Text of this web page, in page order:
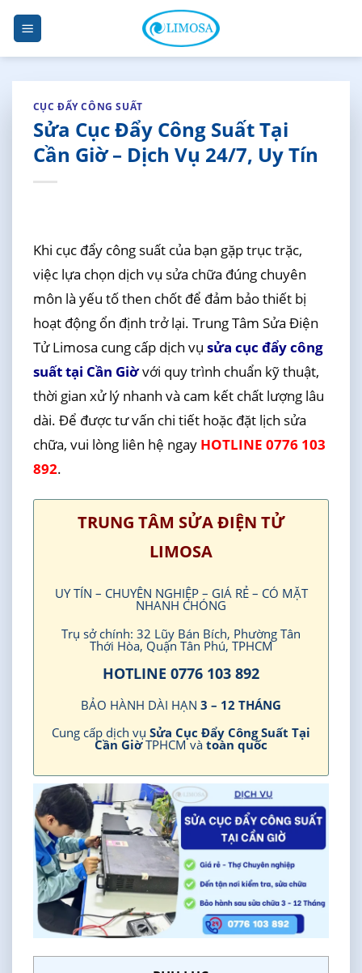
Skip
content
CỤC ĐẨY CÔNG SUẤT
Sửa Cục Đẩy Công Suất Tại
Cần Giờ – Dịch Vụ 24/7, Uy Tín
Khi cục đẩy công suất của bạn gặp trục trặc,
việc lựa chọn dịch vụ sửa chữa đúng chuyên
môn là yếu tố then chốt để đảm bảo thiết bị
hoạt động ổn định trở lại. Trung Tâm Sửa Điện
Tử Limosa cung cấp dịch vụ sửa cục đẩy công
suất tại Cần Giờvới quy trình chuẩn kỹ thuật,
thời gian xử lý nhanh và cam kết chất lượng lâu
dài. Để được tư vấn chi tiết hoặc đặt lịch sửa
chữa, vui lòng liên hệ ngay HOTLINE 0776 103
892.
TRUNG TÂM SỬA ĐIỆN TỬ
LIMOSA
UY TÍN – CHUYÊN NGHIỆP – GIÁ RẺ – CÓ MẶT
NHANH CHÓNG
Trụ sở chính: 32 Lũy Bán Bích, Phường Tân
Thới Hòa, Quận Tân Phú, TPHCM
HOTLINE 0776 103 892
BẢO HÀNH DÀI HẠN 3 – 12 THÁNG
Cung cấp dịch vụ Sửa Cục Đẩy Công Suất Tại
Cần GiờTPHCM và toàn quốc